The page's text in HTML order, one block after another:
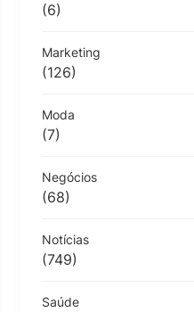
(6)
Marketing
(126)
Moda
(7)
Negócios
(68)
Notícias
(749)
Saúde